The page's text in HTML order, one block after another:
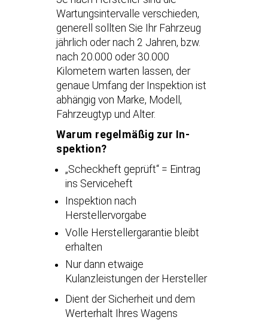
Wartungsintervalle verschieden,
generell sollten Sie Ihr Fahrzeug
jährlich oder nach 2 Jahren, bzw.
nach 20.000 oder 30.000
Kilometern warten lassen, der
genaue Umfang der Inspektion ist
abhängig von Marke, Modell,
Fahrzeugtyp und Alter.
Warum re­gel­mä­ßig zur In­
spek­ti­on?
„Scheckheft geprüft“ = Eintrag
ins Serviceheft
Inspektion nach
Herstellervorgabe
Volle Herstellergarantie bleibt
erhalten
Nur dann etwaige
Kulanzleistungen der Hersteller
Dient der Sicherheit und dem
Werterhalt Ihres Wagens